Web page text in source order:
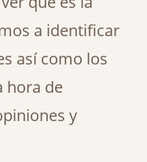
a identificar
así como los
hora de
y